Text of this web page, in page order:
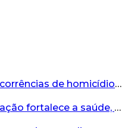
Estabelecimento ligado a ocorrências de homicídio é interditado durante fiscalização em Bento...
Agosto Dourado: amamentação fortalece a saúde, o desenvolvimento e os vínculos...